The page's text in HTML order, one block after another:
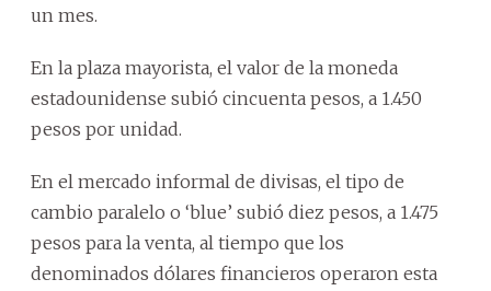
un mes.
En la plaza mayorista, el valor de la moneda
estadounidense subió cincuenta pesos, a 1.450
pesos por unidad.
En el mercado informal de divisas, el tipo de
cambio paralelo o ‘blue’ subió diez pesos, a 1.475
pesos para la venta, al tiempo que los
denominados dólares financieros operaron esta